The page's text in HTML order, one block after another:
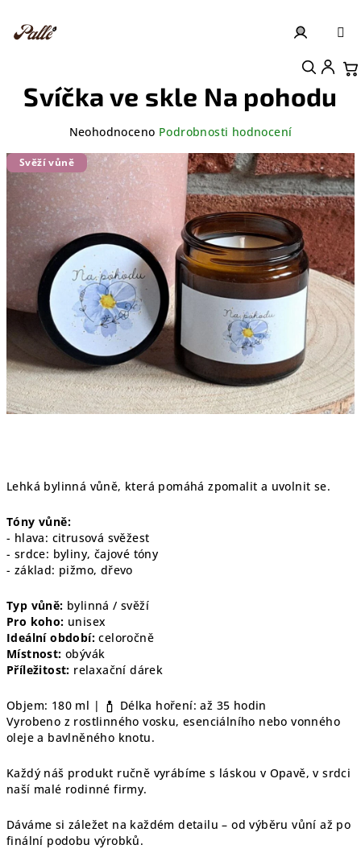
obsah
Přihlášení
Lehká bylinná vůně, která pomáhá zpomalit a uvolnit se.
Tóny vůně:
- hlava: citrusová svěžest
- srdce: byliny, čajové tóny
- základ: pižmo, dřevo
Typ vůně: bylinná / svěží
Pro koho: unisex
Ideální období: celoročně
Místnost: obývák
Příležitost: relaxační dárek
Objem: 180 ml |
Délka hoření: až 35 hodin
Vyrobeno z rostlinného vosku, esenciálního nebo vonného
oleje a bavlněného knotu.
Každý náš produkt ručně vyrábíme s láskou v Opavě, v srdci
naší malé rodinné firmy.
Dáváme si záležet na každém detailu – od výběru vůní až po
finální podobu výrobků.
Svíčka ve skle Na pohodu
produktu
je
5
hvězdiček.
Neohodnoceno Podrobnosti hodnocení
Svěží vůně